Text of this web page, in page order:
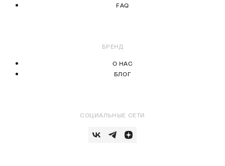
СОЦИАЛЬНЫЕ СЕТИ
FAQ
БРЕНД
О НАС
БЛОГ